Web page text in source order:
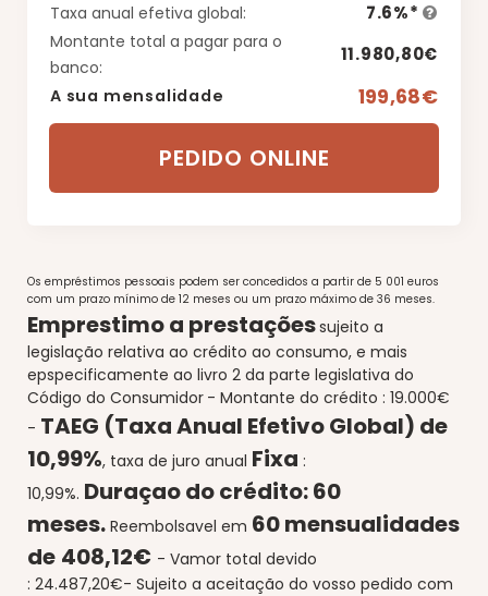
Taxa anual efetiva global: 7.6%*
Montante total a pagar para o
banco:
11.980,80€
A sua mensalidade 199,68€
PEDIDO ONLINE
Os empréstimos pessoais podem ser concedidos a partir de 5 001 euros
com um prazo mínimo de 12 meses ou um prazo máximo de 36 meses.
Emprestimo a prestaçõessujeito a
legislação relativa ao crédito ao consumo, e mais
epspecificamente ao livro 2 da parte legislativa do
Código do Consumidor - Montante do crédito : 19.000€
- TAEG (Taxa Anual Efetivo Global) de
10,99%, taxa de juro anual Fixa :
10,99%. Duraçao do crédito:60
meses. Reembolsavel em 60 mensualidades
de 408,12€ - Vamor total devido
: 24.487,20€- Sujeito a aceitação do vosso pedido com